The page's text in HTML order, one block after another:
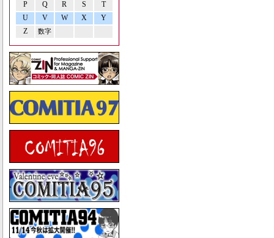
P Q R S
T
U
V W X
Y
Z
数字